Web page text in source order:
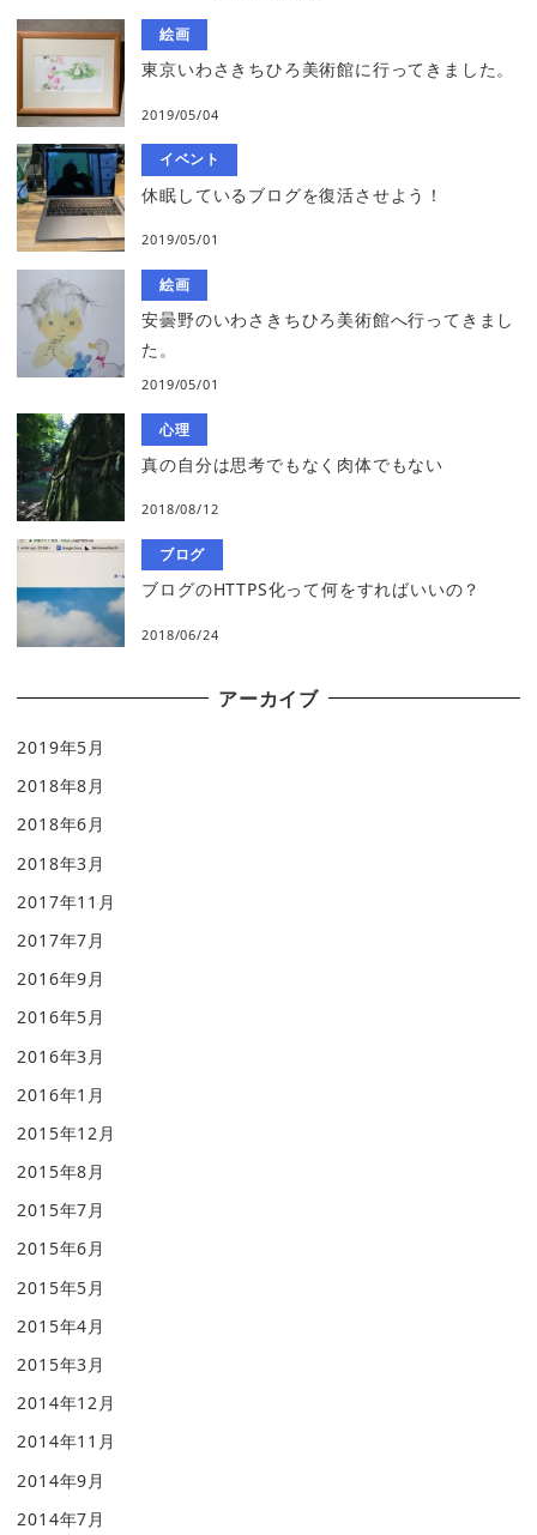
絵画
東京いわさきちひろ美術館に行ってきました。
2019/05/04
イベント
休眠しているブログを復活させよう！
2019/05/01
絵画
安曇野のいわさきちひろ美術館へ行ってきまし
た。
2019/05/01
心理
真の自分は思考でもなく肉体でもない
2018/08/12
ブログ
ブログのHTTPS化って何をすればいいの？
2018/06/24
アーカイブ
2019年5月
2018年8月
2018年6月
2018年3月
2017年11月
2017年7月
2016年9月
2016年5月
2016年3月
2016年1月
2015年12月
2015年8月
2015年7月
2015年6月
2015年5月
2015年4月
2015年3月
2014年12月
2014年11月
2014年9月
2014年7月